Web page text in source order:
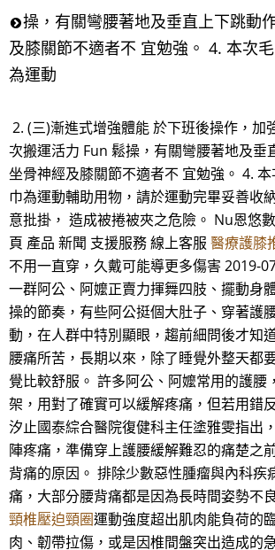
操，有關彎腰著地及垂直上下跳動
及膝關節不適者不 宜勉強。 4. 本次
為運動
2. (三)漸進式增強體能 於下班後操作，加
次搬運活力 Fun 鬆操，有關彎腰著地及垂
坐骨神經及膝關節不適者不 宜勉強。 4.
巾為運動輔助用物，請於運動完畢妥善收
意批掛， 造成被捲被夾之危險。 Nu恩悠
頁 產品 新聞 支援服務 線上客服 醫療護膝
不用一直穿，久戴可能導更多傷害 2019-
一群阿公、阿嬤正賣力揮舞四肢、擺動身
操的節奏，有些阿公挺個大肚子、穿著護
動，在人群中特別顯眼，趨前細問後才知
腰痛所苦，長期以來，除了睡覺外整天都
覺比較舒服。 許多阿公、阿嬤常用的護腰
架，用對了確實可以緩解疼痛，但若用錯
汐止國泰綜合醫院復健科主任塗雅雯指出
陣疼痛，準備穿上護腰緩解難忍的痛楚之
背痛的原因。 排除少數惡性腫瘤與內科疾
痛，大部分腰背痛都是因為長時間姿勢不
頸椎壓迫頸圈運動強度超出肌肉能負荷的
肉、韌帶拉傷，或是因椎間盤突出造成的